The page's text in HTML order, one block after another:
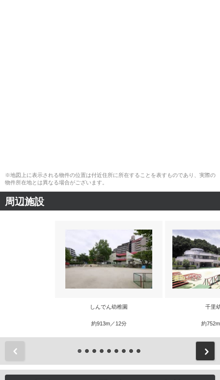
※地図上に表示される物件の位置は付近住所に所在することを表すものであり、実際の
物件所在地とは異なる場合がございます。
周辺施設
しんでん幼稚園
約913m／12分
千里
約